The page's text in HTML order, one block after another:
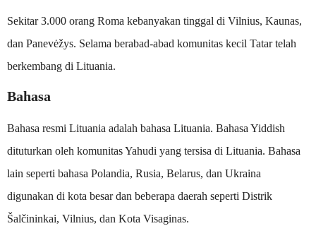
Sekitar 3.000 orang Roma kebanyakan tinggal di Vilnius, Kaunas,
dan Panevėžys. Selama berabad-abad komunitas kecil Tatar telah
berkembang di Lituania.
Bahasa
Bahasa resmi Lituania adalah bahasa Lituania. Bahasa Yiddish
dituturkan oleh komunitas Yahudi yang tersisa di Lituania. Bahasa
lain seperti bahasa Polandia, Rusia, Belarus, dan Ukraina
digunakan di kota besar dan beberapa daerah seperti Distrik
Šalčininkai, Vilnius, dan Kota Visaginas.